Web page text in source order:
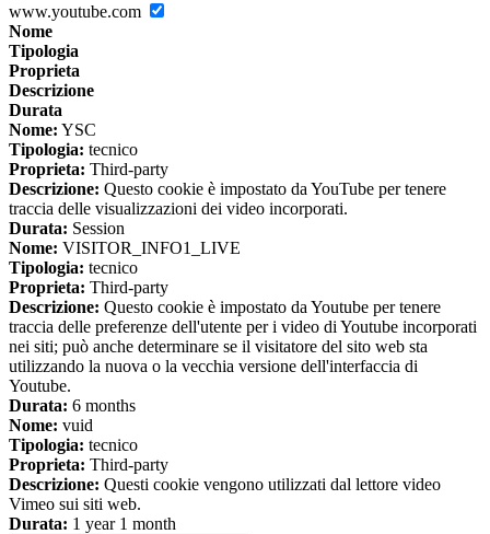
www.youtube.com
Nome
Tipologia
Proprieta
Descrizione
Durata
Nome: YSC
Tipologia: tecnico
Proprieta: Third-party
Descrizione: Questo cookie è impostato da YouTube per tenere
traccia delle visualizzazioni dei video incorporati.
Durata: Session
Nome: VISITOR_INFO1_LIVE
Tipologia: tecnico
Proprieta: Third-party
Descrizione: Questo cookie è impostato da Youtube per tenere
traccia delle preferenze dell'utente per i video di Youtube incorporati
nei siti; può anche determinare se il visitatore del sito web sta
utilizzando la nuova o la vecchia versione dell'interfaccia di
Youtube.
Durata: 6 months
Nome: vuid
Tipologia: tecnico
Proprieta: Third-party
Descrizione: Questi cookie vengono utilizzati dal lettore video
Vimeo sui siti web.
Durata: 1 year 1 month